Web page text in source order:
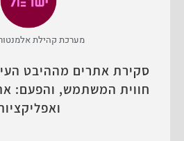
מערכת קהילת
סקירת אתרים מההיבט
חווית המשתמש, והפעם: